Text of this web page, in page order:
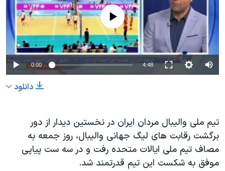
فرهنگ و زندگی
حقوق شهروندی
اقتصادی
علم و فناوری
آرشیو پخش زنده
مستندها
انتخابات ریاست جمهوری آمریکا ۲۰۲۴
حمله جمهوری اسلامی به اسرائیل
رمز مهسا
مجموعه مستندهای دادخواهی
تریبونال مردمی آبان ۹۸
دادگاه حمید نوری
دنبال کنید
زبانهای مختلف
No media source currently available
0:00 4:48
دانلود
تیم ملی والیبال مردان ایران در نخستین دیدار از دور
برگشت رقابت های لیگ جهانی والیبال، روز جمعه به
مصاف تیم ملی ایالات متحده رفت و در سه ست پیاپی
موفق به شکست این تیم قدرتمند شد.